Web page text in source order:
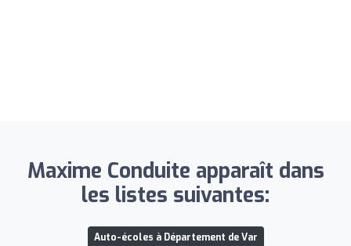
Maxime Conduite apparaît dans
les listes suivantes:
Auto-écoles à Département de Var